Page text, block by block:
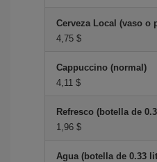
Cerveza Local (vaso o
4,75 $
Cappuccino (normal)
4,11 $
Refresco (botella de
1,96 $
Agua (botella de 0.33